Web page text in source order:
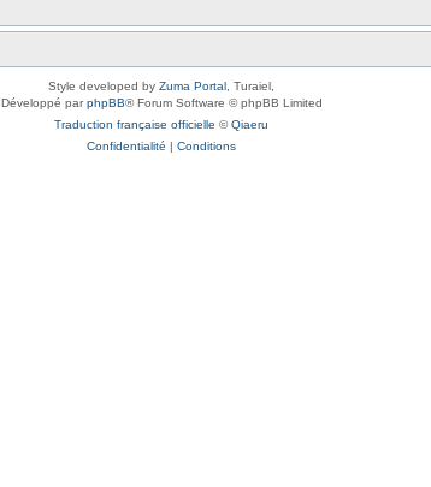
Style developed by Zuma Portal , Turaiel,
Développé parphpBB® Forum Software © phpBB Limited
Traduction française officielle ©Qiaeru
Confidentialité | Conditions